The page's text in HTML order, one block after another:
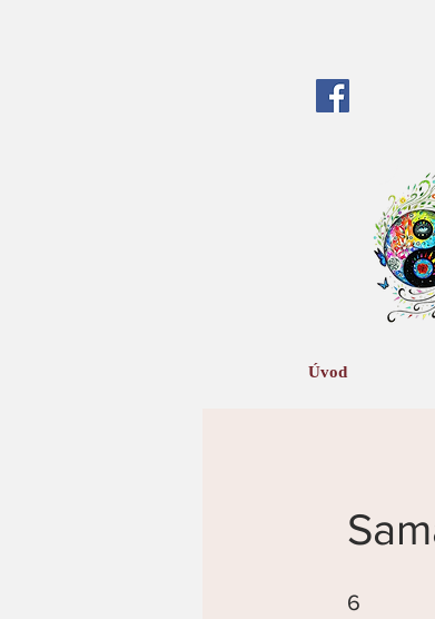
Úvod
66 úkolů